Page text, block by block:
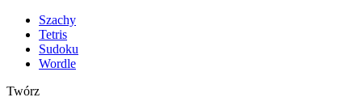
Szachy
Tetris
Sudoku
Wordle
Twórz